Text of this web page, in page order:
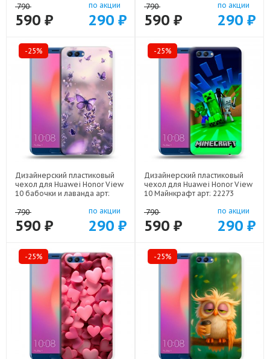
790
590 ₽
по акции
290 ₽
790
590 ₽
по акции
290 ₽
-25%
Дизайнерский пластиковый
чехол для Huawei Honor View
10 бабочки и лаванда арт:
790
590 ₽
по акции
290 ₽
-25%
Дизайнерский пластиковый
чехол для Huawei Honor View
10 Майнкрафт арт: 22273
790
590 ₽
по акции
290 ₽
-25% -25%